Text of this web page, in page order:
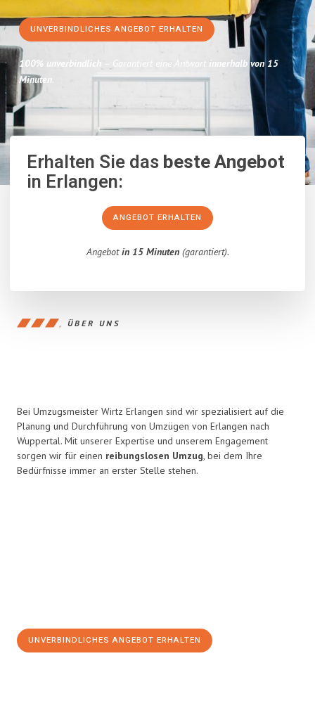
UNVERBINDLICHES ANGEBOT ERHALTEN
100% unverbindlich – Garantiert eine Antwort innerhalb von 15
Minuten.
Erhalten Sie dasbeste Angebot
in Erlangen:
ANGEBOT ERHALTEN
Angebotin 15 Minuten(garantiert).
ÜBER UNS
Bei Umzugsmeister Wirtz Erlangen sind wir spezialisiert auf die
Planung und Durchführung von Umzügen von Erlangen nach
Wuppertal. Mit unserer Expertise und unserem Engagement
sorgen wir für einen reibungslosen Umzug, bei dem Ihre
Bedürfnisse immer an erster Stelle stehen.
UNVERBINDLICHES ANGEBOT ERHALTEN